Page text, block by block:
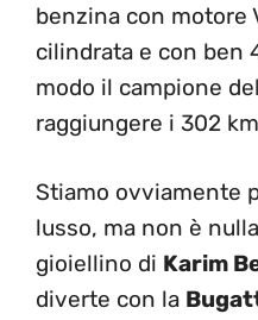
benzina con motore
cilindrata e con ben
modo il campione
raggiungere i 302
Stiamo ovviamente
lusso, ma non è
gioiellino di Karim
diverte con la